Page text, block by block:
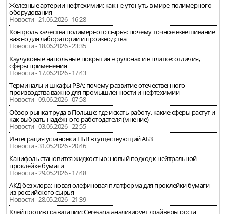
Железные артерии нефтехимии: как не утонуть в мире полимерного
оборудования
Новости - 21.06.2026 - 16:28
Контроль качества полимерного сырья: почему точное взвешивание
важно для лаборатории и производства
Новости - 18.06.2026 - 23:35
Каучуковые напольные покрытия в рулонах и в плитке: отличия,
сферы применения
Новости - 17.06.2026 - 17:43
Терминалы и шкафы РЗА: почему развитие отечественного
производства важно для промышленности и нефтехимии
Новости - 09.06.2026 - 07:58
Обзор рынка труда в Польше: где искать работу, какие сферы растут и
как выбрать надёжного работодателя (мнение)
Новости - 03.06.2026 - 22:55
Интеграция установки ПБВ в существующий АБЗ
Новости - 31.05.2026 - 20:46
Канифоль становится жидкостью: новый подход к нейтральной
проклейке бумаги
Новости - 29.05.2026 - 17:48
АКД без хлора: новая олефиновая платформа для проклейки бумаги
из российского сырья
Новости - 28.05.2026 - 21:39
Клей против гравитации: Ceresana анализирует драйверы роста